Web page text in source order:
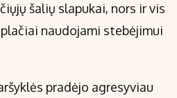
šalių slapukai, nors ir vis
naudojami stebėjimui
pradėjo agresyviau